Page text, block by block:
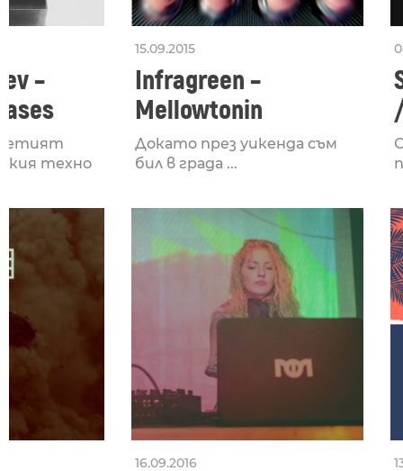
–
техно
15.09.2015
Infragreen –
Mellowtonin
Докато през уикенда съм
бил в града ...
16.09.2016